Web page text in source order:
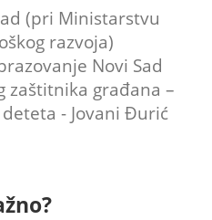
(pri Ministarstvu
razvoja)
Novi Sad
zaštitnika građana –
- Jovani Đurić